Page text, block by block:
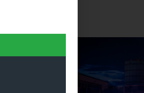
Dieses Produkt weist mehrere